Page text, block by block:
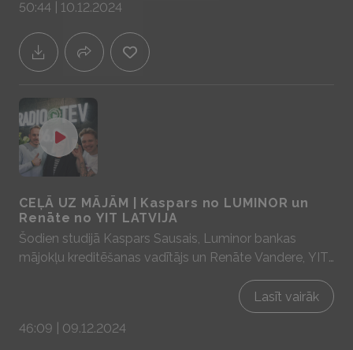
50:44 | 10.12.2024
CEĻĀ UZ MĀJĀM | Kaspars no LUMINOR un
Renāte no YIT LATVIJA
Šodien studijā Kaspars Sausais, Luminor bankas
mājokļu kreditēšanas vadītājs un Renāte Vandere, YIT
LATVIJA Mārketinga un pārdošanas nodaļas vadītāja,
lai aprunātos par aktuālitātēm kreditēšanas un
mājas prātam un sajūtām! www.yit.lv
Lasīt vairāk
46:09 | 09.12.2024